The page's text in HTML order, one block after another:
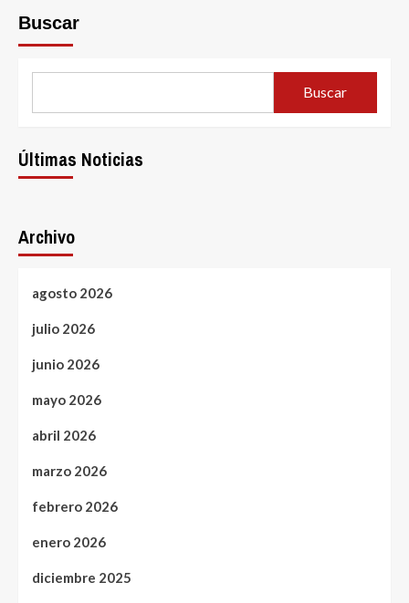
Buscar
Buscar
Últimas Noticias
Archivo
agosto 2026
julio 2026
junio 2026
mayo 2026
abril 2026
marzo 2026
febrero 2026
enero 2026
diciembre 2025